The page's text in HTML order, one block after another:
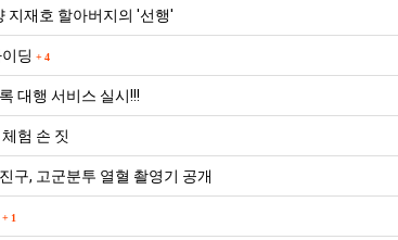
지재호 할아버지의 '선행'
딩 + 4
대행 서비스 실시!!!
험 손 짓
구, 고군분투 열혈 촬영기 공개
+ 1